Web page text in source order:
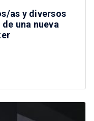
as y diversos
una nueva